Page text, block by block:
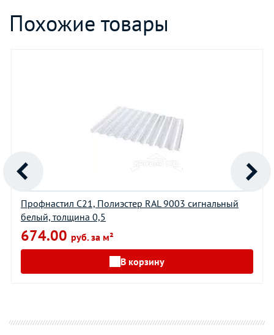
Похожие товары
Профнастил С21, Полиэстер RAL 9003 сигнальный
белый, толщина 0,5
674.00 руб. за м²
В корзину